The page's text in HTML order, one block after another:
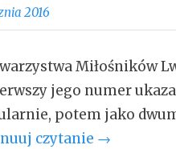
2016
Miłośników
jego numer
potem jako
czytanie „Semper
→